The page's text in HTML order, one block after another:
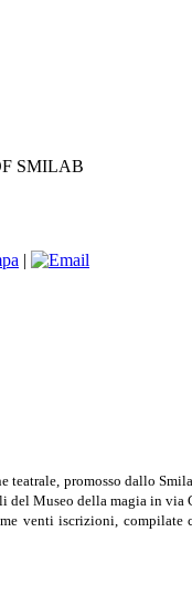
SMILAB
|
teatrale, promosso dallo
del Museo della ma­gia in
venti iscrizioni,